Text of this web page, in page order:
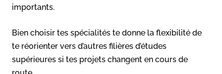
importants.
Bien choisir tes spécialités te donne la flexibilité de
te réorienter vers d’autres filières d’études
supérieures si tes projets changent en cours de